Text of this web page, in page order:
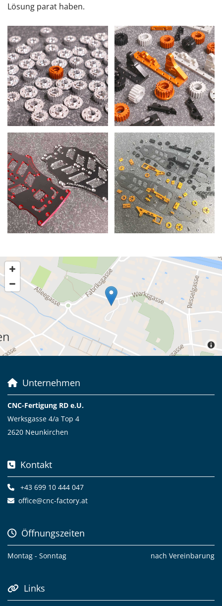
Lösung parat haben.
Unternehmen
CNC-Fertigung RD e.U.
Werksgasse 4/a Top 4
2620 Neunkirchen
 Kontakt
 +43 699 10 444 047
 office@cnc-factory.at
Öffnungszeiten
Montag - Sonntag nach Vereinbarung
 Links